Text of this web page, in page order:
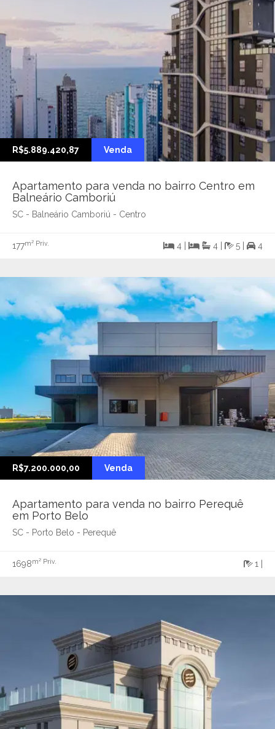
R$5.889.420,87 Venda
Apartamento para venda no bairro Centro em
Balneário Camboriú
SC - Balneário Camboriú - Centro
177m² Priv. 4 | 4 | 5 | 4
R$7.200.000,00 Venda
Apartamento para venda no bairro Perequê
em Porto Belo
SC - Porto Belo - Perequê
1698m² Priv. 1 |